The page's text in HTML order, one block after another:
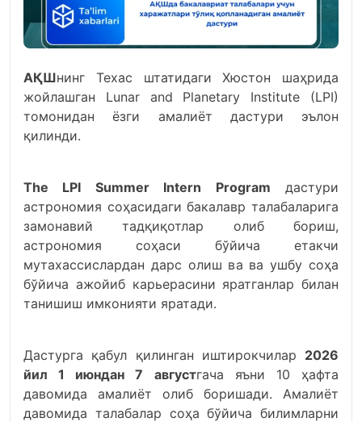
АҚШнинг Техас штатидаги Хюстон шаҳрида
жойлашган Lunar and Planetary Institute (LPI)
томонидан ёзги амалиёт дастури эълон
қилинди.
The LPI Summer Intern Program дастури
астрономия соҳасидаги бакалавр талабаларига
замонавий тадқиқотлар олиб бориш,
астрономия соҳаси бўйича етакчи
мутахассислардан дарс олиш ва ва ушбу соҳа
бўйича ажойиб карьерасини яратганлар билан
танишиш имконияти яратади.
Дастурга қабул қилинган иштирокчилар 2026
йил 1 июндан 7 августгача яъни 10 ҳафта
давомида амалиёт олиб боришади. Амалиёт
давомида талабалар соҳа бўйича билимларни